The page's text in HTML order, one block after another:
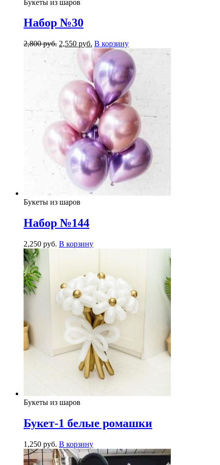
Букеты из шаров
Набор №30
2,800руб. 2,550 руб. В корзину
Букеты из шаров
Набор №144
2,250 руб. В корзину
Букеты из шаров
Букет-1 белые ромашки
1,250 руб. В корзину